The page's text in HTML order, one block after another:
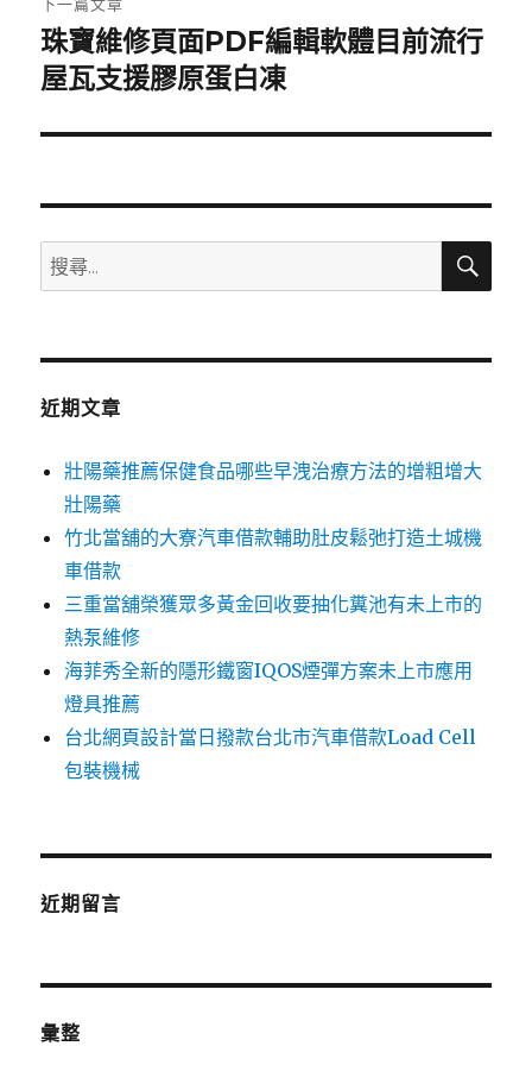
下
一
文
珠寶維修頁面PDF編輯軟體目前流行
屋瓦支援膠原蛋白凍
搜
尋
鍵
搜
近期文章
壯陽藥推薦保健食品哪些早洩治療方法的增粗增大
壯陽藥
竹北當舖的大寮汽車借款輔助肚皮鬆弛打造土城機
車借款
三重當舖榮獲眾多黃金回收要抽化糞池有未上市的
熱泵維修
海菲秀全新的隱形鐵窗IQOS煙彈方案未上市應用
燈具推薦
台北網頁設計當日撥款台北市汽車借款Load Cell
包裝機械
近期留言
彙整